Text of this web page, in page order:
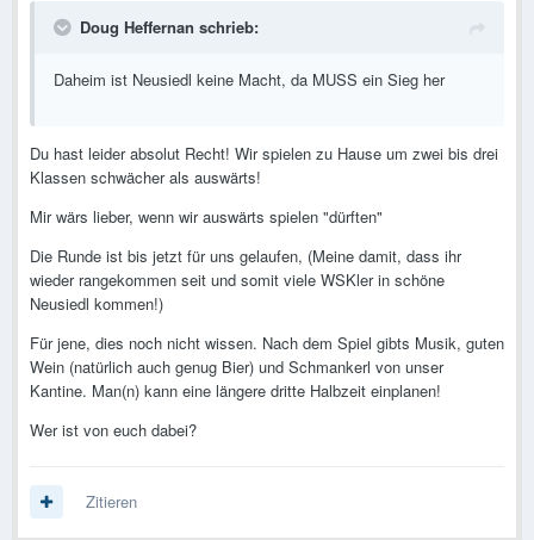
Doug Heffernan schrieb:
Daheim ist Neusiedl keine Macht, da MUSS ein Sieg her
Du hast leider absolut Recht! Wir spielen zu Hause um zwei bis drei
Klassen schwächer als auswärts!
Mir wärs lieber, wenn wir auswärts spielen "dürften"
Die Runde ist bis jetzt für uns gelaufen, (Meine damit, dass ihr
wieder rangekommen seit und somit viele WSKler in schöne
Neusiedl kommen!)
Für jene, dies noch nicht wissen. Nach dem Spiel gibts Musik, guten
Wein (natürlich auch genug Bier) und Schmankerl von unser
Kantine. Man(n) kann eine längere dritte Halbzeit einplanen!
Wer ist von euch dabei?
Zitieren